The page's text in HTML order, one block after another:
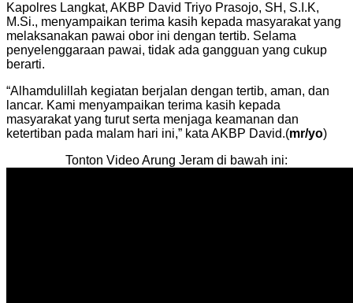
Kapolres Langkat, AKBP David Triyo Prasojo, SH, S.I.K,
M.Si., menyampaikan terima kasih kepada masyarakat yang
melaksanakan pawai obor ini dengan tertib. Selama
penyelenggaraan pawai, tidak ada gangguan yang cukup
berarti.
“Alhamdulillah kegiatan berjalan dengan tertib, aman, dan
lancar. Kami menyampaikan terima kasih kepada
masyarakat yang turut serta menjaga keamanan dan
ketertiban pada malam hari ini,” kata AKBP David.(mr/yo)
Tonton Video Arung Jeram di bawah ini: